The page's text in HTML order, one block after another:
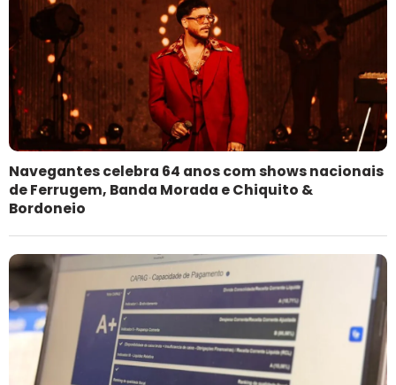
Navegantes celebra 64 anos com shows nacionais
de Ferrugem, Banda Morada e Chiquito &
Bordoneio